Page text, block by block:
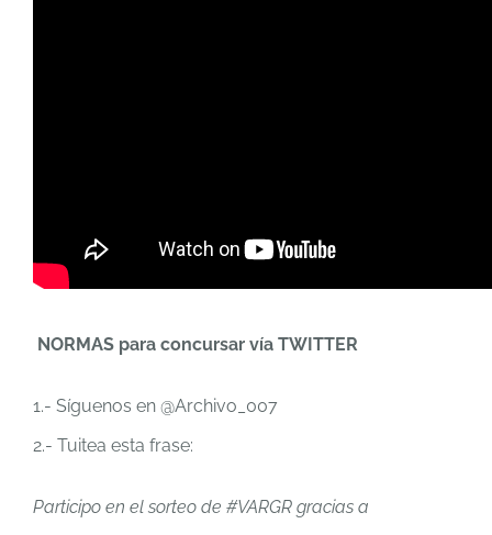
NORMAS para concursar vía TWITTER
1.- Síguenos en @Archivo_007
2.- Tuitea esta frase:
Participo en el sorteo de #VARGR gracias a